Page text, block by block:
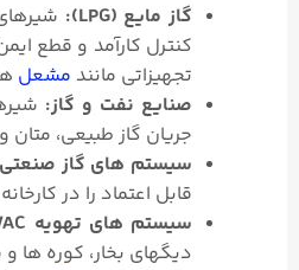
گاز مایع (LPG):
تجهیزاتی مانند مشعل
صنایع نفت و گاز:
جریان گاز طبیعی،
سیستم های گاز
قابل اعتماد را در
سیستم های تهویه HVAC:
دیگهای بخار، کوره ها